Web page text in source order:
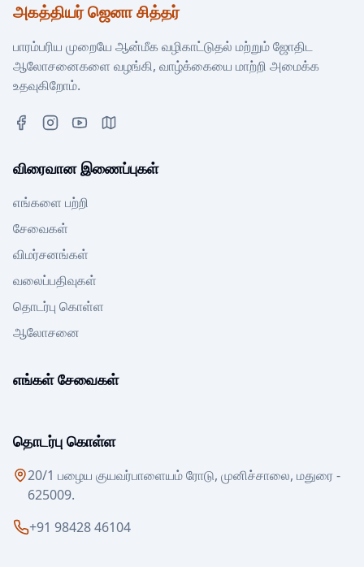
அகத்தியர் ஜெனா சித்தர்
பாரம்பரிய முறையே ஆன்மீக வழிகாட்டுதல் மற்றும் ஜோதிட
ஆலோசனைகளை வழங்கி, வாழ்க்கையை மாற்றி அமைக்க
உதவுகிறோம்.
விரைவான இணைப்புகள்
எங்களை பற்றி
சேவைகள்
விமர்சனங்கள்
வலைப்பதிவுகள்
தொடர்பு கொள்ள
ஆலோசனை
எங்கள் சேவைகள்
தொடர்பு கொள்ள
20/1 பழைய குயவர்பாளையம் ரோடு, முனிச்சாலை, மதுரை -
625009.
+91 98428 46104